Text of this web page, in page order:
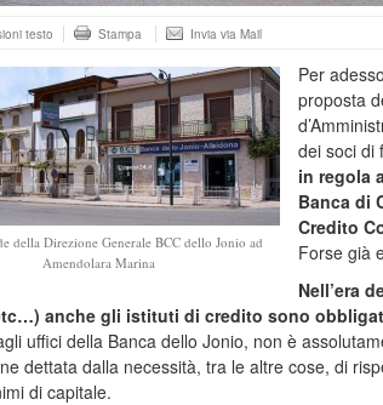
testo Stampa Invia via Mail
della Direzione Generale BCC dello Jonio ad
Amendolara Marina
Per
proposta
dei soci di
in regola
Banca di
Credito
Forse già
Nell’era
anche gli istituti di credito sono
uffici della Banca dello Jonio, non è
dettata dalla necessità, tra le altre cose, di
di capitale.